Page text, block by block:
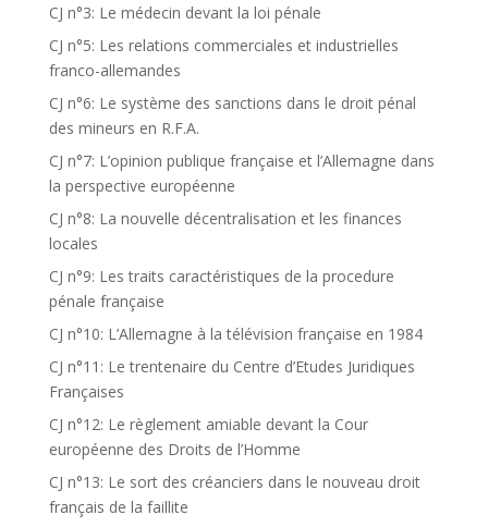
CJ n°3: Le médecin devant la loi pénale
CJ n°5: Les relations commerciales et industrielles
franco-allemandes
CJ n°6: Le système des sanctions dans le droit pénal
des mineurs en R.F.A.
CJ n°7: L’opinion publique française et l’Allemagne dans
la perspective européenne
CJ n°8: La nouvelle décentralisation et les finances
locales
CJ n°9: Les traits caractéristiques de la procedure
pénale française
CJ n°10: L’Allemagne à la télévision française en 1984
CJ n°11: Le trentenaire du Centre d’Etudes Juridiques
Françaises
CJ n°12: Le règlement amiable devant la Cour
européenne des Droits de l’Homme
CJ n°13: Le sort des créanciers dans le nouveau droit
français de la faillite